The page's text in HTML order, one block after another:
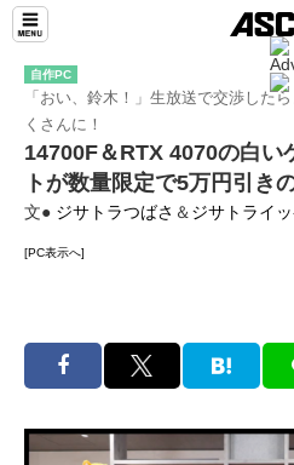
自作PC
「おい、鈴木！」生放送で交渉した
くさんに！
14700F＆RTX 4070の白い
トが数量限定で5万円引き
文● ジサトラつばさ ＆ ジサトライ
[PC表示へ]